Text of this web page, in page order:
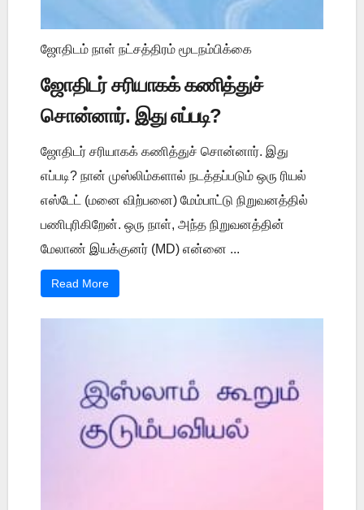
ஜோதிடம் நாள் நட்சத்திரம் மூடநம்பிக்கை
ஜோதிடர் சரியாகக் கணித்துச்
சொன்னார். இது எப்படி?
ஜோதிடர் சரியாகக் கணித்துச் சொன்னார். இது
எப்படி? நான் முஸ்லிம்களால் நடத்தப்படும் ஒரு ரியல்
எஸ்டேட் (மனை விற்பனை) மேம்பாட்டு நிறுவனத்தில்
பணிபுரிகிறேன். ஒரு நாள், அந்த நிறுவனத்தின்
மேலாண் இயக்குனர் (MD) என்னை ...
Read More